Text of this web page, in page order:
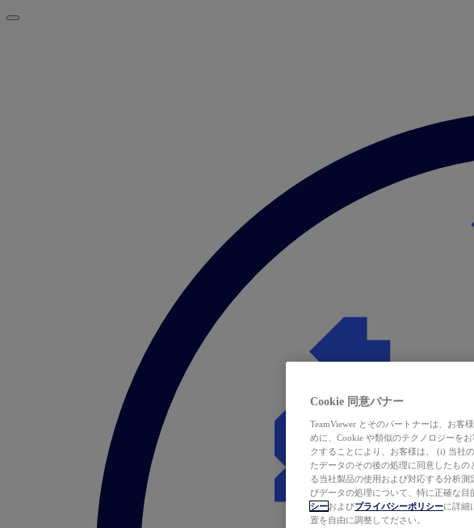
Cookie 同意バナー
TeamViewer とそのパートナーは、お客
めに、Cookie や類似のテクノロジーを
クすることにより、お客様は、 (i) 当社
たデータのその後の処理に同意したも
る当社製品の使用および対応する分析
びデータの処理について、特に正確な
シーおよびプライバシーポリシーに詳細
置を自由に調整してださい。